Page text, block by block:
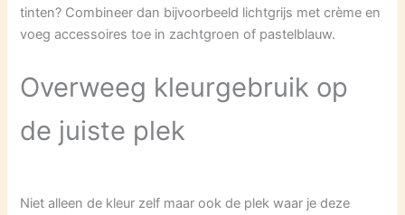
tinten? Combineer dan bijvoorbeeld lichtgrijs met crème en
voeg accessoires toe in zachtgroen of pastelblauw.
Overweeg kleurgebruik op
de juiste plek
Niet alleen de kleur zelf maar ook de plek waar je deze